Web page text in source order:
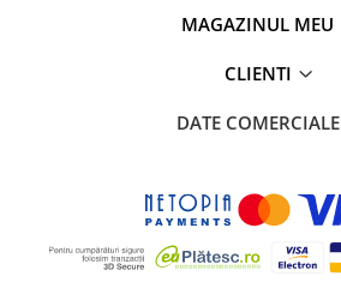
MAGAZINUL MEU
CLIENTI
DATE COMERCIALE